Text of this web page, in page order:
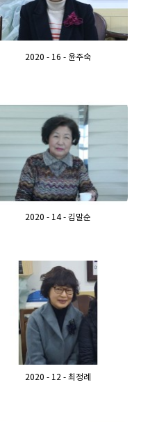
2020 - 16 - 윤주숙
2020 - 14 - 김말순
2020 - 12 - 최정례